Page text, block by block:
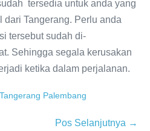
tersedia untuk anda yang
Tangerang. Perlu anda
tersebut sudah di-
Sehingga segala kerusakan
ketika dalam perjalanan.
Palembang
Pos Selanjutnya →